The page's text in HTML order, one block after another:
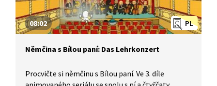
PL
08:02
Němčina s Bílou paní: Das Lehrkonzert
Procvičte si němčinu s Bílou paní. Ve 3. díle